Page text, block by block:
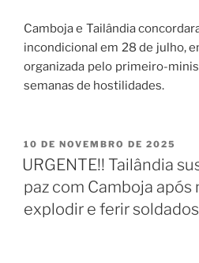
Camboja e Tailândia
incondicional em 28 de julho,
organizada pelo primeiro-
semanas de hostilidades.
10 DE NOVEMBRO DE 2025
URGENTE!! Tailândia
paz com Camboja
explodir e ferir soldados